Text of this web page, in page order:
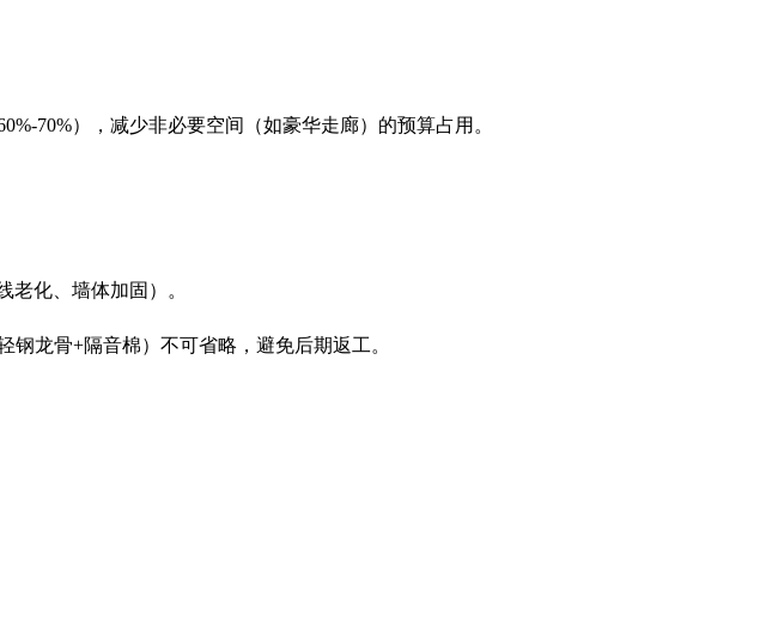
70%），减少非必要空间（如豪华走廊）的预算占用。
化、墙体加固）。
龙骨+隔音棉）不可省略，避免后期返工。